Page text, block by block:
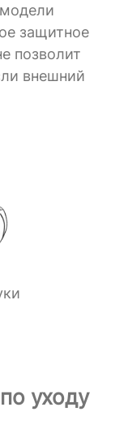
защитное
позволит
внешний
уходу